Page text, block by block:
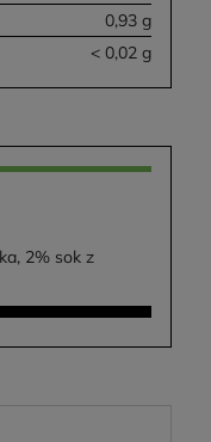
0,93 g
< 0,02 g
2% sok z